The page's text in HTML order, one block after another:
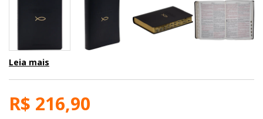
Leia mais
R$ 216,90